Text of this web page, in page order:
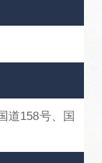
道158号、国